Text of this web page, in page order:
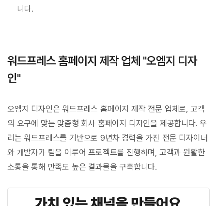
니다.
워드프레스 홈페이지 제작 업체 "오엠지 디자
인"
오엠지 디자인은 워드프레스 홈페이지 제작 전문 업체로, 고객
의 요구에 맞는 맞춤형 회사 홈페이지 디자인을 제공합니다. 우
리는 워드프레스를 기반으로 9년차 경력을 가진 전문 디자이너
와 개발자가 팀을 이루어 프로젝트를 진행하며, 고객과 원활한
소통을 통해 만족도 높은 결과물을 구축합니다.